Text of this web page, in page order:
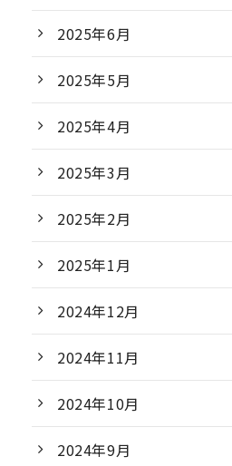
2025年6月
2025年5月
2025年4月
2025年3月
2025年2月
2025年1月
2024年12月
2024年11月
2024年10月
2024年9月